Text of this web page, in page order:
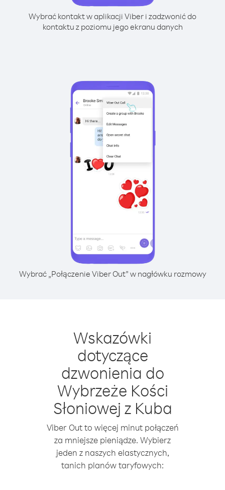
Wybrać kontakt w aplikacji Viber i zadzwonić do
kontaktu z poziomu jego ekranu danych
Wybrać „Połączenie Viber Out” w nagłówku rozmowy
Wskazówki
dotyczące
dzwonienia do
Wybrzeże Kości
Słoniowej z Kuba
Viber Out to więcej minut połączeń
za mniejsze pieniądze. Wybierz
jeden z naszych elastycznych,
tanich planów taryfowych: